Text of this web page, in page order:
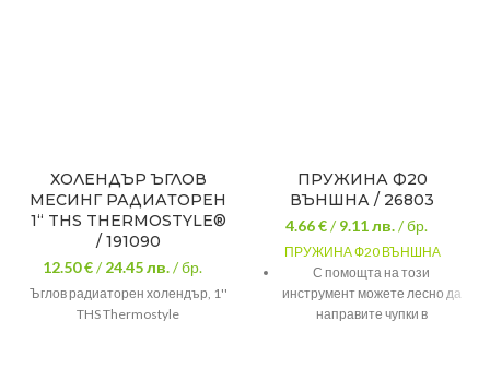
ХОЛЕНДЪР ЪГЛОВ
МЕСИНГ РАДИАТОРЕН
1“ THS THERMOSTYLE®
/ 191090
12.50 €/24.45лв./ бр.
Ъглов радиаторен холендър, 1''
THS Thermostyle
ПРУЖИНА Ф20
ВЪНШНА / 26803
4.66 €/9.11лв./ бр.
ПРУЖИНА Ф20 ВЪНШНА
С помощта на този
инструмент можете лесно да
направите чупки в